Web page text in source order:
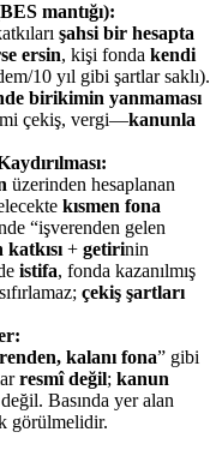
mantığı):
şahsi bir hesapta
ersin, kişi fonda kendi
10 yıl gibi şartlar saklı).
birikimin yanmaması
çekiş, vergi—kanunla
üzerinden hesaplanan
kısmen fona
“işverenden gelen
katkısı+ getirinin
istifa, fonda kazanılmış
çekiş şartları
kalanı fona” gibi
resmî değil; kanun
Basında yer alan
görülmelidir.